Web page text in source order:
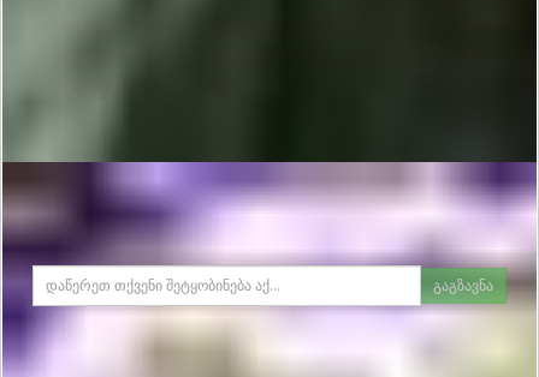
შეტყობინების გასაგზავნად
გაგზავნა
შეფასება